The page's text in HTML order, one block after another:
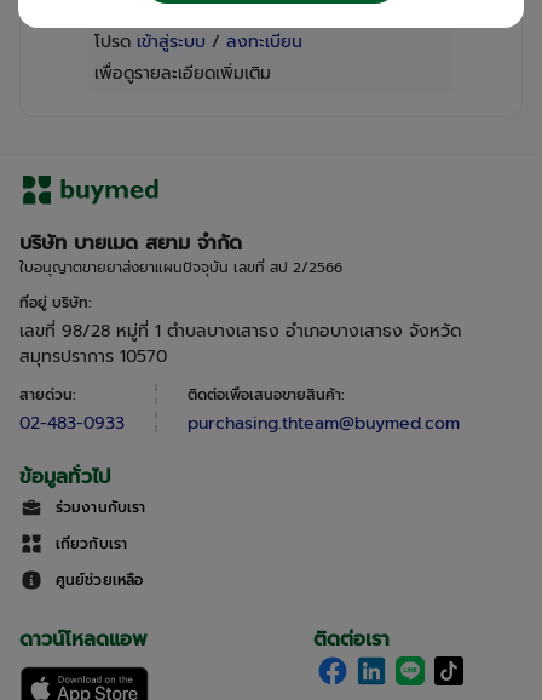
โปรด เข้าสู่ระบบ / ลงทะเบียน
เพื่อดูรายละเอียดเพิ่มเติม
บริษัท บายเมด สยาม จำกัด
ใบอนุญาตขายยาส่งยาแผนปัจจุบัน เลขที่ สป 2/2566
ที่อยู่ บริษัท:
เลขที่ 98/28 หมู่ที่ 1 ตำบลบางเสาธง อำเภอบางเสาธง จังหวัด
สมุทรปราการ 10570
สายด่วน:
02-483-0933
ติดต่อเพื่อเสนอขายสินค้า:
purchasing.thteam@buymed.com
ข้อมูลทั่วไป
ร่วมงานกับเรา
เกี่ยวกับเรา
ศูนย์ช่วยเหลือ
ติดต่อเรา
ดาวน์โหลดแอพ